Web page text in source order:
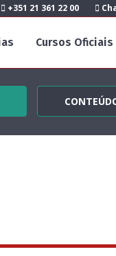
+351 21 361 22 00
Cursos Oficiais